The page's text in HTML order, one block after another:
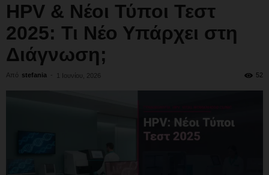
HPV & Νέοι Τύποι Τεστ
2025: Τι Νέο Υπάρχει στη
Διάγνωση;
Από stefania - 1 Ιουνίου, 2026 52